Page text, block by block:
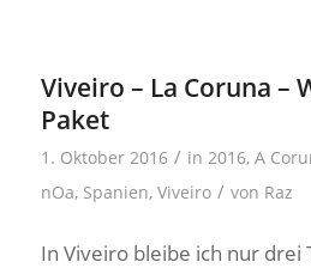
Viveiro – La Coruna –
Paket
1. Oktober 2016 / in 2016, A
nOa, Spanien, Viveiro / von Raz
In Viveiro bleibe ich nur drei